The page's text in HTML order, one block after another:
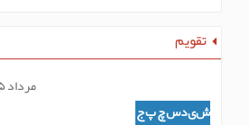
تقویم
سچپج